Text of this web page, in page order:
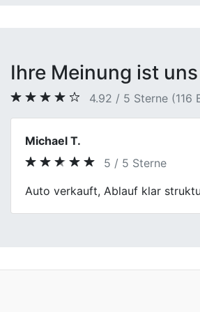
Ihre Meinung ist
4.92 / 5 Sterne (116
Reinhard Vogel
4 / 5 Sterne
Der Fahrzeugverkauf bei First